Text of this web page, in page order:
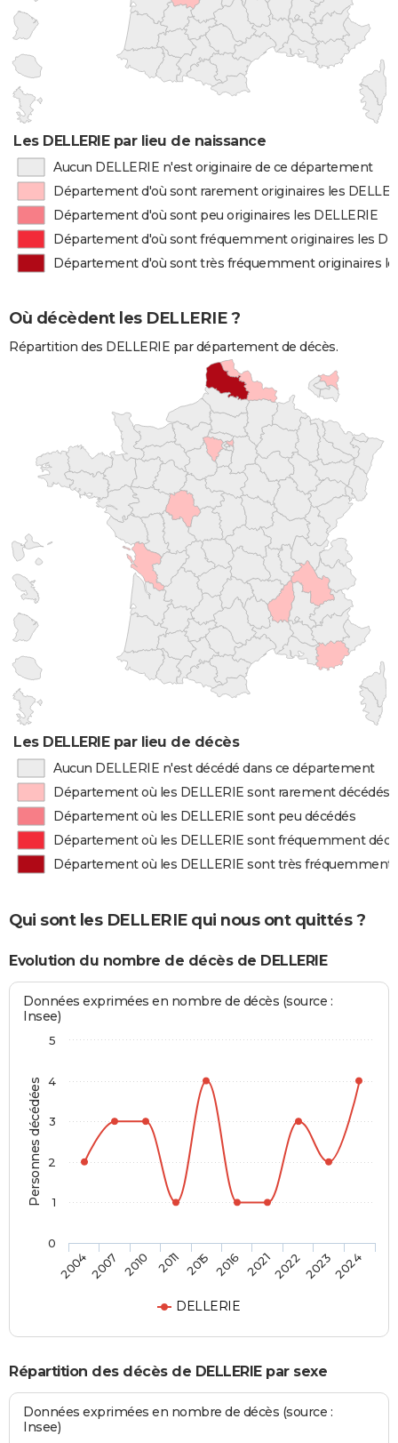
Les DELLERIE par lieu de naissance
Aucun DELLERIE n'est originaire de ce département
Département d'où sont rarement originaires les
Département d'où sont peu originaires les DELLERIE
Département d'où sont fréquemment originaires les
Département d'où sont très fréquemment originaires
Où décèdent les DELLERIE ?
Répartition des DELLERIE par département de décès.
Les DELLERIE par lieu de décès
Aucun DELLERIE n'est décédé dans ce département
Département où les DELLERIE sont rarement décédés
Département où les DELLERIE sont peu décédés
Département où les DELLERIE sont fréquemment
Département où les DELLERIE sont très fréquemment
Qui sont les DELLERIE qui nous ont quittés ?
Evolution du nombre de décès de DELLERIE
Personnes décédées
Données exprimées en nombre de décès (source :
Insee)
DELLERIE
20042007 2010 2011 2015 2016 2021202220232024
0
1
2
3
4
5
Répartition des décès de DELLERIE par sexe
Données exprimées en nombre de décès (source :
Insee)